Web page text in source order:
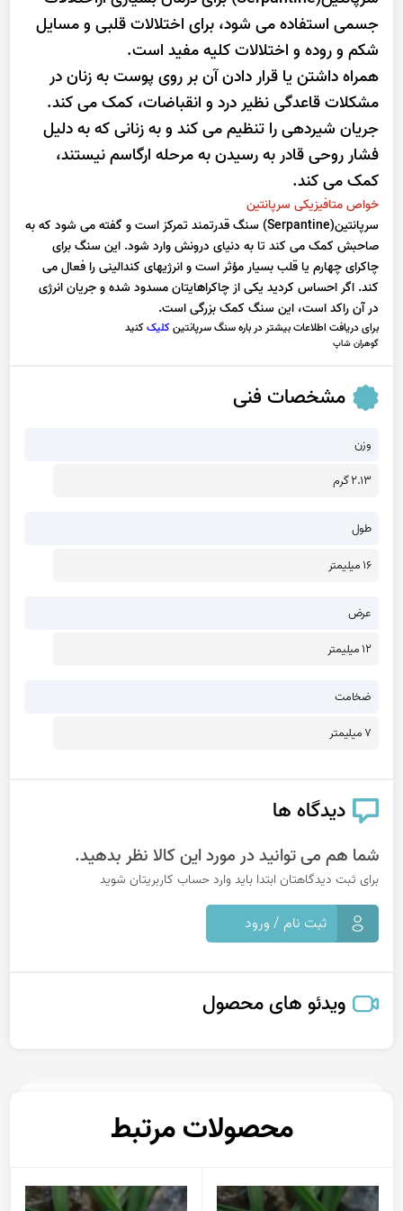
جسمی استفاده می شود، برای اختلالات قلبی و مسایل
شکم و روده و اختلالات کلیه مفید است.
همراه داشتن یا قرار دادن آن بر روی پوست به زنان در
مشکلات قاعدگی نظیر درد و انقباضات، کمک می کند.
جریان شیردهی را تنظیم می کند و به زنانی که به دلیل
فشار روحی قادر به رسیدن به مرحله ارگاسم نیستند،
کمک می کند.
خواص متافیزیکی سرپانتین
سرپانتین(Serpantine) سنگ قدرتمند تمرکز است و گفته می شود که به
صاحبش کمک می کند تا به دنیای درونش وارد شود. این سنگ برای
چاکرای چهارم یا قلب بسیار مؤثر است و انرژیهای کندالینی را فعال می
کند. اگر احساس کردید یکی از چاکراهایتان مسدود شده و جریان انرژی
در آن راکد است، این سنگ کمک بزرگی است.
برای دریافت اطلاعات بیشتر در باره سنگ سرپانتینکلیککنید
گوهران شاپ
مشخصات فنی
وزن
2.13 گرم
طول
16 میلیمتر
عرض
12 میلیمتر
ضخامت
7 میلیمتر
دیدگاه ها
شما هم می توانید در مورد این کالا نظر بدهید.
برای ثبت دیدگاهتان ابتدا باید وارد حساب کاربریتان شوید
ثبت نام / ورود
ویدئو های محصول
محصولات مرتبط